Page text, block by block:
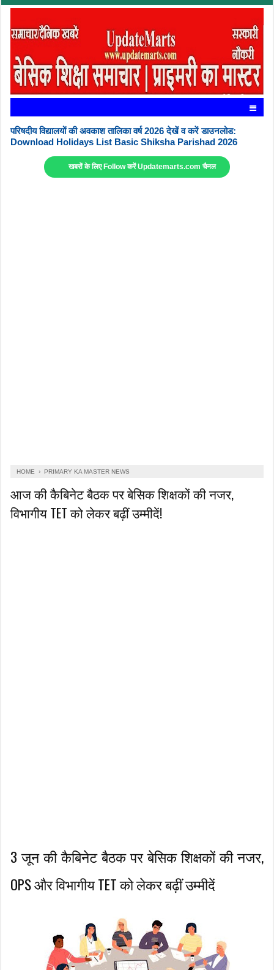
परिषदीय विद्यालयों की अवकाश तालिका वर्ष 2026 देखें व करें डाउनलोड:
Download Holidays List Basic Shiksha Parishad 2026
खबरों के लिए Follow करें Updatemarts.com चैनल
HOME › PRIMARY KA MASTER NEWS
आज की कैबिनेट बैठक पर बेसिक शिक्षकों की नजर,
विभागीय TET को लेकर बढ़ीं उम्मीदें!
3 जून की कैबिनेट बैठक पर बेसिक शिक्षकों की नजर,
OPS और विभागीय TET को लेकर बढ़ीं उम्मीदें